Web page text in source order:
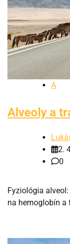
A
Alveoly a
2.
0
Fyziológia
na hemoglobín a